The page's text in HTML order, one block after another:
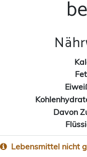
Davon
Lebensmittel nicht